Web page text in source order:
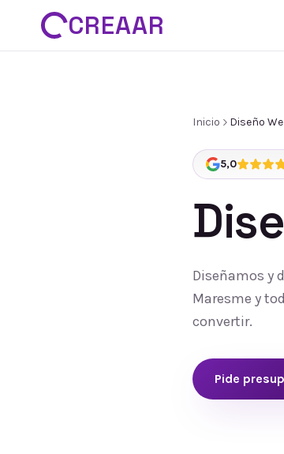
CREAAR
Inicio Diseño
5,0
Diseñamos y
Maresme y
convertir.
Pide